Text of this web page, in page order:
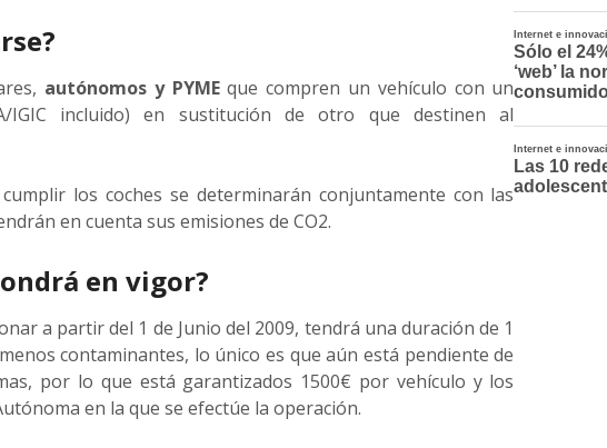
autónomos y PYMEque compren un vehículo con un
IGIC incluido) en sustitución de otro que destinen al
los coches se determinarán conjuntamente con las
en cuenta sus emisiones de CO2.
en vigor?
a partir del 1 de Junio del 2009, tendrá una duración de 1
contaminantes, lo único es que aún está pendiente de
por lo que está garantizados 1500€ por vehículo y los
en la que se efectúe la operación.